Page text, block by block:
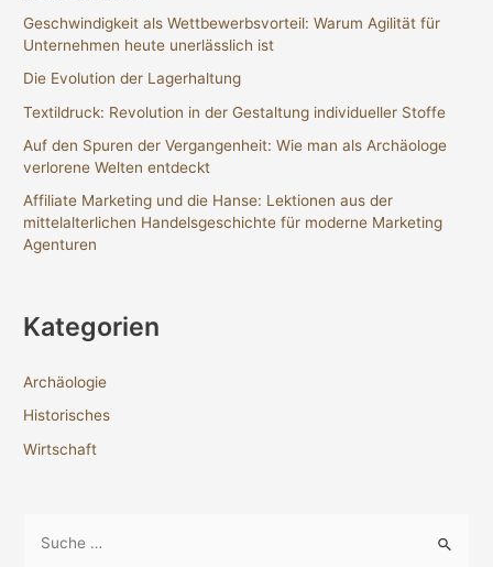
Geschwindigkeit als Wettbewerbsvorteil: Warum Agilität für
Unternehmen heute unerlässlich ist
Die Evolution der Lagerhaltung
Textildruck: Revolution in der Gestaltung individueller Stoffe
Auf den Spuren der Vergangenheit: Wie man als Archäologe
verlorene Welten entdeckt
Affiliate Marketing und die Hanse: Lektionen aus der
mittelalterlichen Handelsgeschichte für moderne Marketing
Agenturen
Kategorien
Archäologie
Historisches
Wirtschaft